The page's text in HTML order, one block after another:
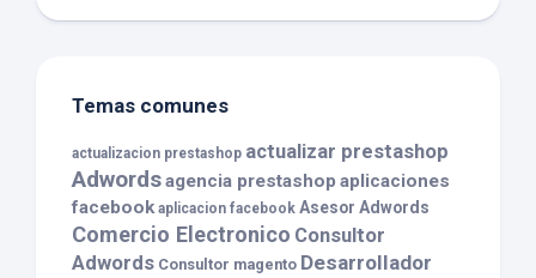
Temas comunes
actualizacion prestashop actualizar prestashop
Adwordsagencia prestashop aplicaciones
facebook aplicacion facebook Asesor Adwords
Comercio Electronico Consultor
Adwords Consultor magento Desarrollador